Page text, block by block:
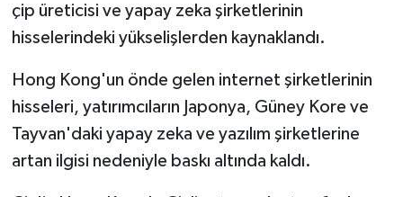
çip üreticisi ve yapay zeka şirketlerinin
hisselerindeki yükselişlerden kaynaklandı.
Hong Kong'un önde gelen internet şirketlerinin
hisseleri, yatırımcıların Japonya, Güney Kore ve
Tayvan'daki yapay zeka ve yazılım şirketlerine
artan ilgisi nedeniyle baskı altında kaldı.